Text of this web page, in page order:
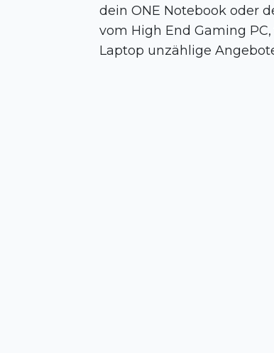
dein ONE Notebook oder
vom High End Gaming
Laptop unzählige